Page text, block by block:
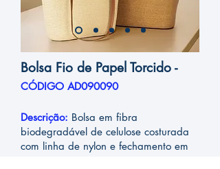
Bolsa Fio de Papel Torcido -
CÓDIGO AD090090
Descrição: Bolsa em fibra
biodegradável de celulose costurada
com linha de nylon e fechamento em